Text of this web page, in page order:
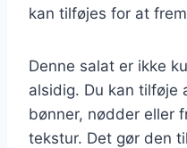
kan tilføjes for at
Denne salat er ikke
alsidig. Du kan tilføje
bønner, nødder eller
tekstur. Det gør den